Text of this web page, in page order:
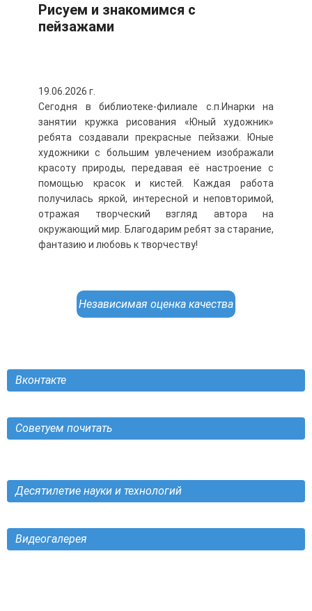
Рисуем и знакомимся с
пейзажами
19.06.2026 г.
Сегодня в библиотеке-филиале с.п.Инарки на
занятии кружка рисования «Юный художник»
ребята создавали прекрасные пейзажи. Юные
художники с большим увлечением изображали
красоту природы, передавая её настроение с
помощью красок и кистей. Каждая работа
получилась яркой, интересной и неповторимой,
отражая творческий взгляд автора на
окружающий мир. Благодарим ребят за старание,
фантазию и любовь к творчеству!
Независимая оценка качества
Вконтакте
Советуем почитать
Десятилетие науки и технологий
Видеогалерея